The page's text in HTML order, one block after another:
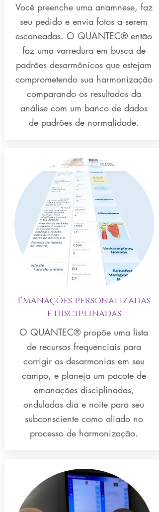
Você preenche uma anamnese, faz
seu pedido e envia fotos a serem
escaneadas. O QUANTEC®então
faz uma varredura em busca de
padrões desarmônicos que estejam
comprometendo sua harmonização
comparando os resultados da
análise com um banco de dados
de padrões de normalidade.
Emanações personalizadas
e disciplinadas
O QUANTEC®propõe uma lista
de recursos frequenciais para
corrigir as desarmonias em seu
campo, e planeja um pacote de
emanações disciplinadas,
onduladas dia e noite para seu
subconsciente como aliado no
processo de harmonização.